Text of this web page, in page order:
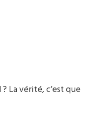
La vérité, c’est que